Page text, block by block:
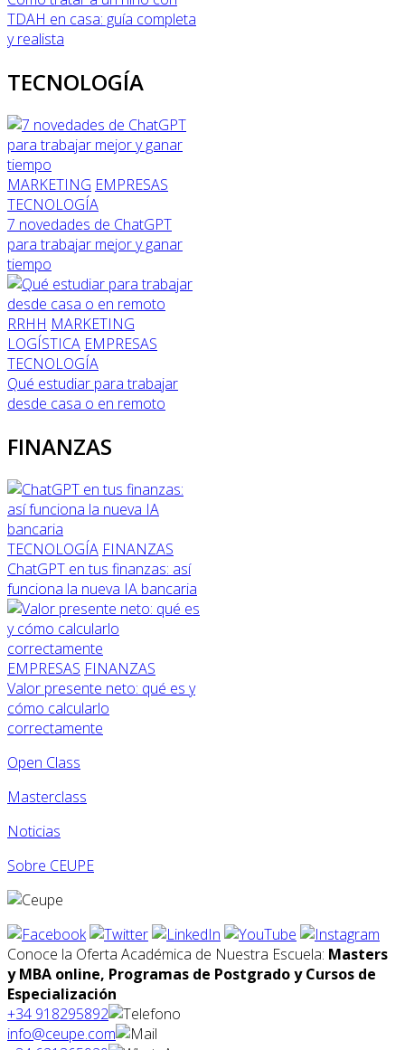
TDAH en casa: guía completa
y realista
TECNOLOGÍA
MARKETING EMPRESAS
TECNOLOGÍA
7 novedades de ChatGPT
para trabajar mejor y ganar
tiempo
RRHH MARKETING
LOGÍSTICA EMPRESAS
TECNOLOGÍA
Qué estudiar para trabajar
desde casa o en remoto
FINANZAS
TECNOLOGÍA FINANZAS
ChatGPT en tus finanzas: así
funciona la nueva IA bancaria
EMPRESAS FINANZAS
Valor presente neto: qué es y
cómo calcularlo
correctamente
Open Class
Masterclass
Noticias
Sobre CEUPE
Conoce la Oferta Académica de Nuestra Escuela: Masters
y MBA online, Programas de Postgrado y Cursos de
Especialización
+34 918295892
info@ceupe.com